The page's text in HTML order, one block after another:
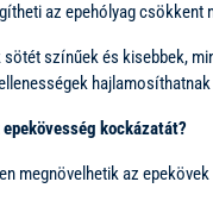
az epehólyag
sötét színűek és kisebbek,
kockázatát?
megnövelhetik az